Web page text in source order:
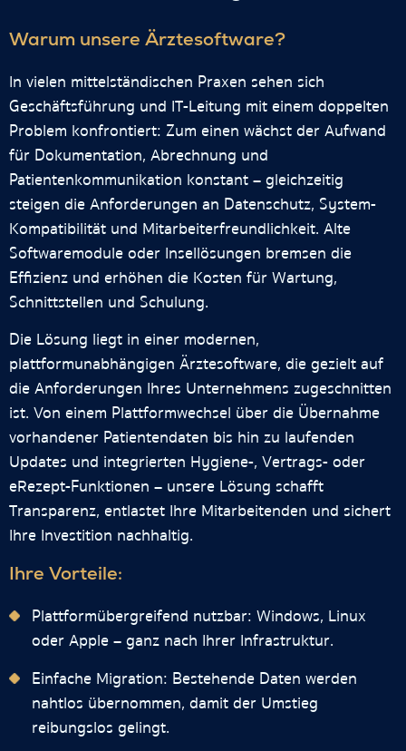
Warum unsere Ärztesoftware?
In vielen mittelständischen Praxen sehen sich
Geschäftsführung und IT-Leitung mit einem doppelten
Problem konfrontiert: Zum einen wächst der Aufwand
für Dokumentation, Abrechnung und
Patientenkommunikation konstant – gleichzeitig
steigen die Anforderungen an Datenschutz, System-
Kompatibilität und Mitarbeiterfreundlichkeit. Alte
Softwaremodule oder Insellösungen bremsen die
Effizienz und erhöhen die Kosten für Wartung,
Schnittstellen und Schulung.
Die Lösung liegt in einer modernen,
plattformunabhängigen Ärztesoftware, die gezielt auf
die Anforderungen Ihres Unternehmens zugeschnitten
ist. Von einem Plattformwechsel über die Übernahme
vorhandener Patientendaten bis hin zu laufenden
Updates und integrierten Hygiene-, Vertrags- oder
eRezept-Funktionen – unsere Lösung schafft
Transparenz, entlastet Ihre Mitarbeitenden und sichert
Ihre Investition nachhaltig.
Ihre Vorteile:
Plattformübergreifend nutzbar: Windows, Linux
oder Apple – ganz nach Ihrer Infrastruktur.
Einfache Migration: Bestehende Daten werden
nahtlos übernommen, damit der Umstieg
reibungslos gelingt.